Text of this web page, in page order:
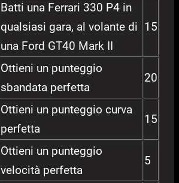
Batti una Ferrari 330 P4 in
qualsiasi gara, al volante di
una Ford GT40 Mark II
15
Ottieni un punteggio
sbandata perfetta
20
Ottieni un punteggio curva
perfetta
15
Ottieni un punteggio
velocità perfetta
5